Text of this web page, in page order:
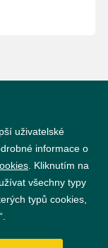
uživatelské
informace o
. Kliknutím na
všechny typy
typů cookies,